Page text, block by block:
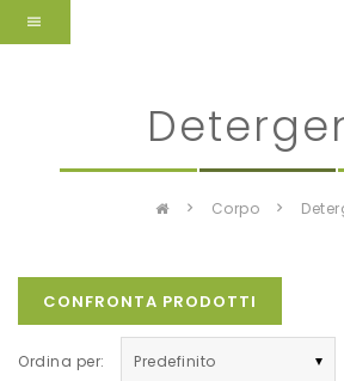
corpo
CONFRONTA PRODOTTI
Ordina per: